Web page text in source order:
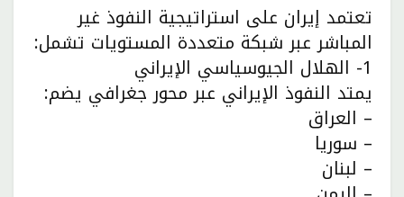
تعتمد إيران على استراتيجية النفوذ غير
المباشر عبر شبكة متعددة المستويات تشمل:
1- الهلال الجيوسياسي الإيراني
يمتد النفوذ الإيراني عبر محور جغرافي يضم:
– العراق
– سوريا
– لبنان